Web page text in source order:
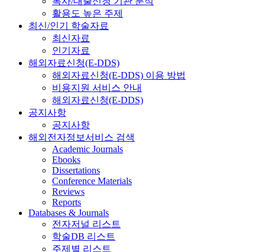
활용도 높은 주제
최신/인기 학술자료
최신자료
인기자료
해외자료신청(E-DDS)
해외자료신청(E-DDS) 이용 방법
비용지원 서비스 안내
해외자료신청(E-DDS)
공지사항
공지사항
해외전자정보서비스 검색
Academic Journals
Ebooks
Dissertations
Conference Materials
Reviews
Reports
Databases & Journals
전자저널 리스트
학술DB 리스트
주제별 리스트